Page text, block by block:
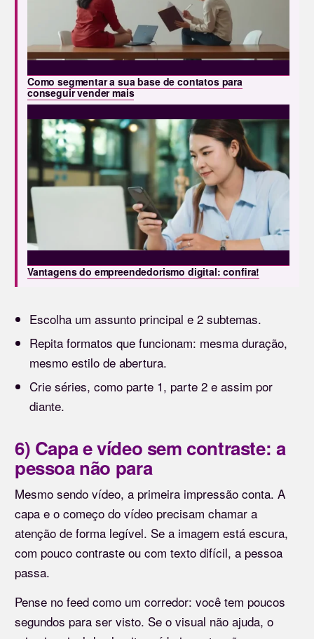
Como segmentar a sua base de contatos para
conseguir vender mais
Vantagens do empreendedorismo digital: confira!
Escolha um assunto principal e 2 subtemas.
Repita formatos que funcionam: mesma duração,
mesmo estilo de abertura.
Crie séries, como parte 1, parte 2 e assim por
diante.
6) Capa e vídeo sem contraste: a
pessoa não para
Mesmo sendo vídeo, a primeira impressão conta. A
capa e o começo do vídeo precisam chamar a
atenção de forma legível. Se a imagem está escura,
com pouco contraste ou com texto difícil, a pessoa
passa.
Pense no feed como um corredor: você tem poucos
segundos para ser visto. Se o visual não ajuda, o